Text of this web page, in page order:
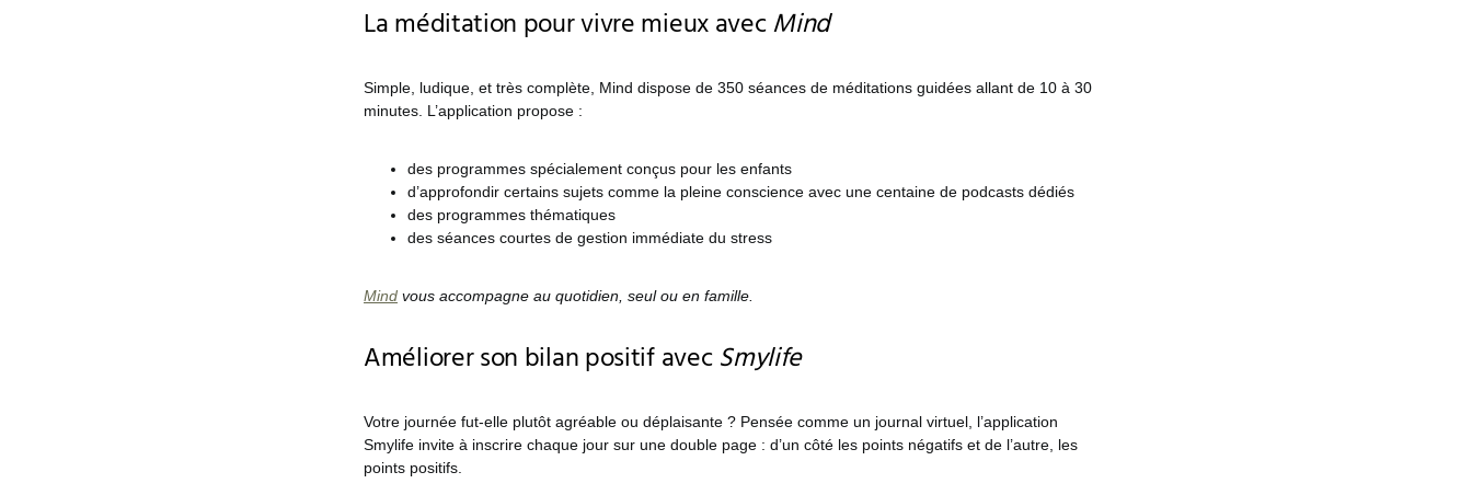
La méditation pour vivre mieux avecMind
Simple, ludique, et très complète, Mind dispose de 350 séances de méditations guidées allant de 10 à 30
minutes. L’application propose :
des programmes spécialement conçus pour les enfants
d’approfondir certains sujets comme la pleine conscience avec une centaine de podcasts dédiés
des programmes thématiques
des séances courtes de gestion immédiate du stress
Mind vous accompagne au quotidien, seul ou en famille.
Améliorer son bilan positif avecSmylife
Votre journée fut-elle plutôt agréable ou déplaisante ? Pensée comme un journal virtuel, l’application
Smylife invite à inscrire chaque jour sur une double page : d’un côté les points négatifs et de l’autre, les
points positifs.